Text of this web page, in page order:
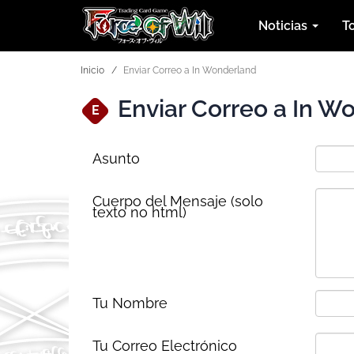
Noticias
Inicio Enviar Correo a In Wonderland
E Enviar Correo a In
Asunto
Cuerpo del Mensaje (solo
texto no html)
Tu Nombre
Tu Correo Electrónico